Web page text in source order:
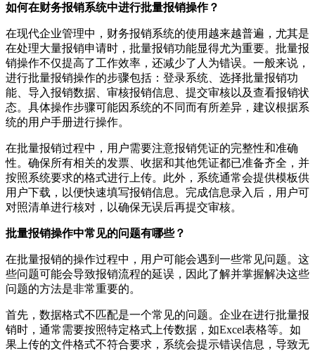
如何在财务报销系统中进行批量报销操作？
在现代企业管理中，财务报销系统的使用越来越普遍，尤其是
在处理大量报销申请时，批量报销功能显得尤为重要。批量报
销操作不仅提高了工作效率，还减少了人为错误。一般来说，
进行批量报销操作的步骤包括：登录系统、选择批量报销功
能、导入报销数据、审核报销信息、提交审核以及查看报销状
态。具体操作步骤可能因系统的不同而有所差异，建议根据系
统的用户手册进行操作。
在批量报销过程中，用户需要注意报销凭证的完整性和准确
性。确保所有相关的发票、收据和其他凭证都已准备齐全，并
按照系统要求的格式进行上传。此外，系统通常会提供模板供
用户下载，以便快速填写报销信息。完成信息录入后，用户可
对照清单进行核对，以确保无误后再提交审核。
批量报销操作中常见的问题有哪些？
在批量报销的操作过程中，用户可能会遇到一些常见问题。这
些问题可能会导致报销流程的延误，因此了解并掌握解决这些
问题的方法是非常重要的。
首先，数据格式不匹配是一个常见的问题。企业在进行批量报
销时，通常需要按照特定格式上传数据，如Excel表格等。如
果上传的文件格式不符合要求，系统会提示错误信息，导致无